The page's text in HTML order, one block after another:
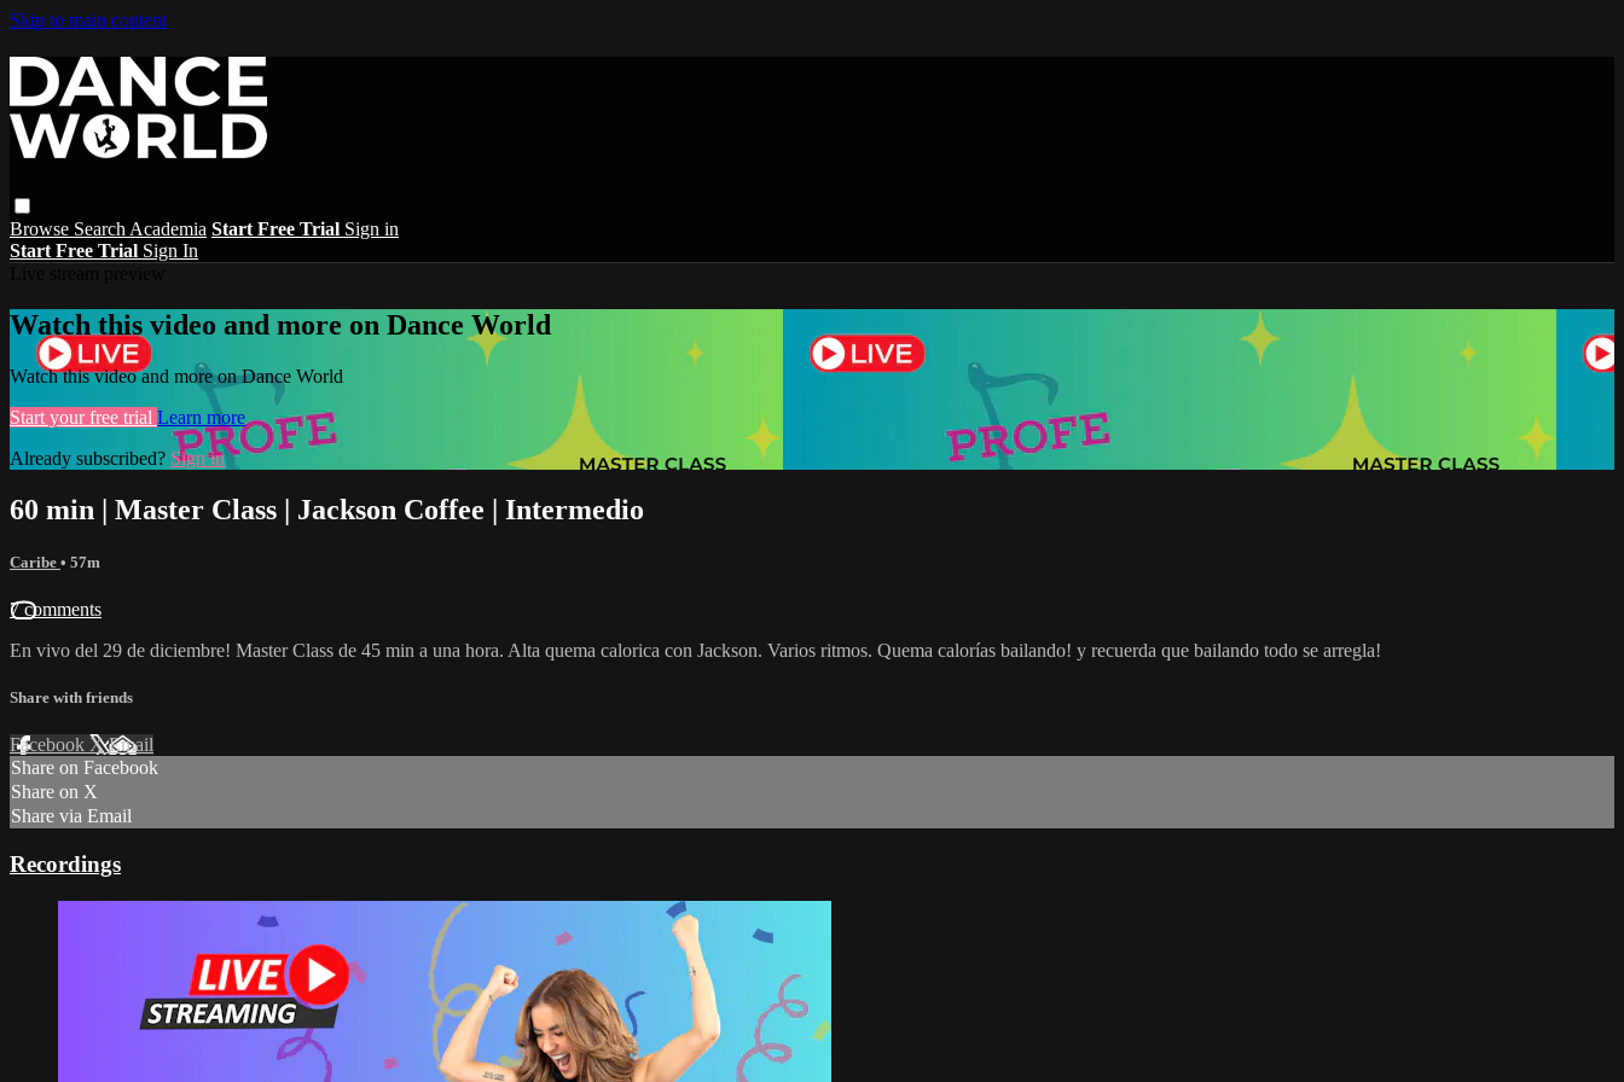
Skip to main content
Browse Search Academia Start Free Trial Sign in
Start Free Trial Sign In
Watch this video and more on Dance World
Watch this video and more on Dance World
Start your free trial Learn more
Already subscribed? Sign in
60 min | Master Class | Jackson Coffee | Intermedio
Caribe • 57m
7 comments
En vivo del 29 de diciembre! Master Class de 45 min a una hora. Alta quema calorica con Jackson. Varios ritmos. Quema calorías bailando! y recuerda que bailando todo se arregla!
Share with friends
Facebook XEmail
Share on Facebook
Share on X
Share via Email
Recordings